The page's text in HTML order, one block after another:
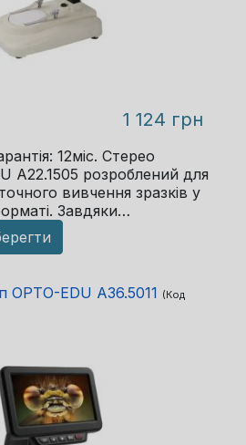
1 124 грн
12міс. Стерео
A22.1505 розроблений для
вивчення зразків у
Завдяки
що нахилена на 45°, і
...
EDU A36.5011 (Код